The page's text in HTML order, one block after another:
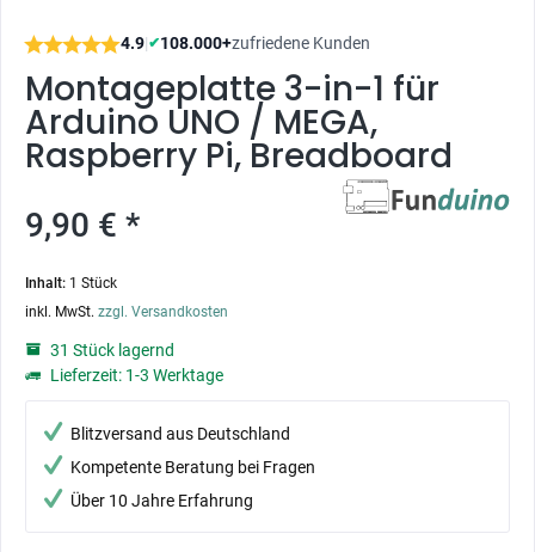
4.9|✔108.000+zufriedene Kunden
Montageplatte 3-in-1 für
Arduino UNO / MEGA,
Raspberry Pi, Breadboard
9,90 € *
Inhalt: 1 Stück
inkl. MwSt. zzgl. Versandkosten
31 Stück lagernd
Lieferzeit: 1-3 Werktage
Blitzversand aus Deutschland
Kompetente Beratung bei Fragen
Über 10 Jahre Erfahrung